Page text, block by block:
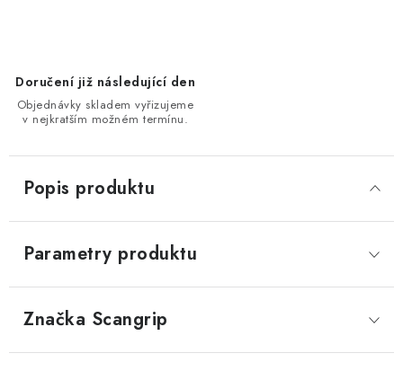
Doručení již následující den
Objednávky skladem vyřizujeme
v nejkratším možném termínu.
Popis produktu
Parametry produktu
Značka Scangrip